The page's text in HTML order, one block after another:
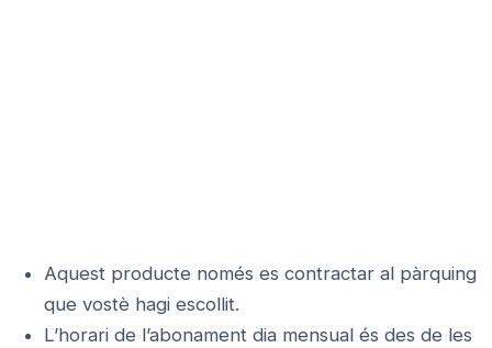
Aquest producte només es contractar al pàrquing
que vostè hagi escollit.
L’horari de l’abonament dia mensual és des de les